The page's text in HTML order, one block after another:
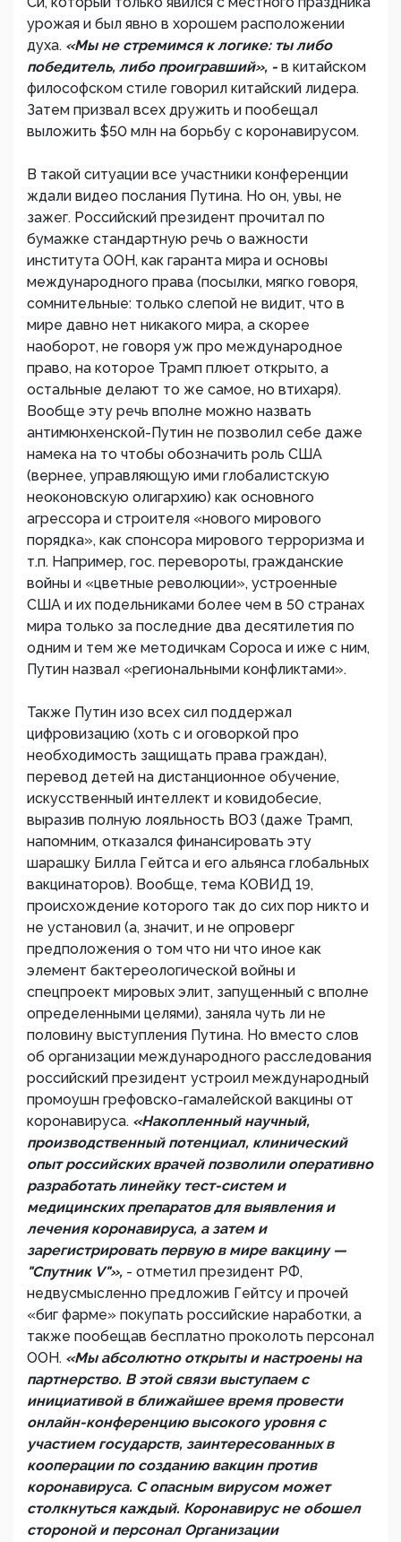
урожая и был явно в хорошем расположении
духа. «Мы не стремимся к логике: ты либо
победитель, либо проигравший», - в китайском
философском стиле говорил китайский лидера.
Затем призвал всех дружить и пообещал
выложить $50 млн на борьбу с коронавирусом.
В такой ситуации все участники конференции
ждали видео послания Путина. Но он, увы, не
зажег. Российский президент прочитал по
бумажке стандартную речь о важности
института ООН, как гаранта мира и основы
международного права (посылки, мягко говоря,
сомнительные: только слепой не видит, что в
мире давно нет никакого мира, а скорее
наоборот, не говоря уж про международное
право, на которое Трамп плюет открыто, а
остальные делают то же самое, но втихаря).
Вообще эту речь вполне можно назвать
антимюнхенской-Путин не позволил себе даже
намека на то чтобы обозначить роль США
(вернее, управляющую ими глобалистскую
неоконовскую олигархию) как основного
агрессора и строителя «нового мирового
порядка», как спонсора мирового терроризма и
т.п. Например, гос. перевороты, гражданские
войны и «цветные революции», устроенные
США и их подельниками более чем в 50 странах
мира только за последние два десятилетия по
одним и тем же методичкам Сороса и иже с ним,
Путин назвал «региональными конфликтами».
Также Путин изо всех сил поддержал
цифровизацию (хоть с и оговоркой про
необходимость защищать права граждан),
перевод детей на дистанционное обучение,
искусственный интеллект и ковидобесие,
выразив полную лояльность ВОЗ (даже Трамп,
напомним, отказался финансировать эту
шарашку Билла Гейтса и его альянса глобальных
вакцинаторов). Вообще, тема КОВИД 19,
происхождение которого так до сих пор никто и
не установил (а, значит, и не опроверг
предположения о том что ни что иное как
элемент бактереологической войны и
спецпроект мировых элит, запущенный с вполне
определенными целями), заняла чуть ли не
половину выступления Путина. Но вместо слов
об организации международного расследования
российский президент устроил международный
промоушн грефовско-гамалейской вакцины от
коронавируса. «Накопленный научный,
производственный потенциал, клинический
опыт российских врачей позволили оперативно
разработать линейку тест-систем и
медицинских препаратов для выявления и
лечения коронавируса, а затем и
зарегистрировать первую в мире вакцину —
"Спутник V"», - отметил президент РФ,
недвусмысленно предложив Гейтсу и прочей
«биг фарме» покупать российские наработки, а
также пообещав бесплатно проколоть персонал
ООН. «Мы абсолютно открыты и настроены на
партнерство. В этой связи выступаем с
инициативой в ближайшее время провести
онлайн-конференцию высокого уровня с
участием государств, заинтересованных в
кооперации по созданию вакцин против
коронавируса. С опасным вирусом может
столкнуться каждый. Коронавирус не обошел
стороной и персонал Организации